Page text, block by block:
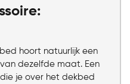
hoort natuurlijk een
dezelfde maat. Een
je over het dekbed